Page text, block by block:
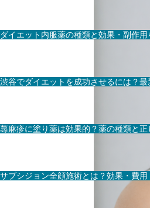
ダイエット内服薬の種類と効果・副作
渋谷でダイエットを成功させるには？
蕁麻疹に塗り薬は効果的？薬の種類と正
サブシジョン全顔施術とは？効果・費